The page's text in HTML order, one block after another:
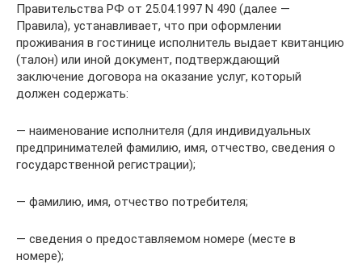
Правительства РФ от 25.04.1997 N 490 (далее —
Правила), устанавливает, что при оформлении
проживания в гостинице исполнитель выдает квитанцию
(талон) или иной документ, подтверждающий
заключение договора на оказание услуг, который
должен содержать:
— наименование исполнителя (для индивидуальных
предпринимателей фамилию, имя, отчество, сведения о
государственной регистрации);
— фамилию, имя, отчество потребителя;
— сведения о предоставляемом номере (месте в
номере);